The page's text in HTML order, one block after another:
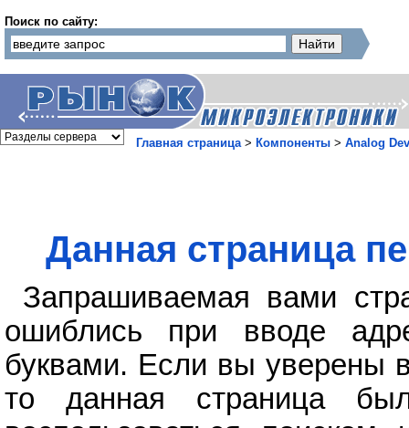
Поиск по сайту:
Главная страница> Компоненты > Analog
Данная страница
Запрашиваемая вами
ошиблись при вводе
буквами. Если вы уверены
то данная страница